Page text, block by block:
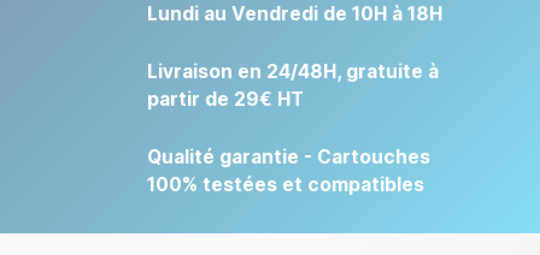
Lundi au Vendredi de 10H à 18H
Livraison en 24/48H, gratuite à
partir de 29€ HT
Qualité garantie - Cartouches
100% testées et compatibles